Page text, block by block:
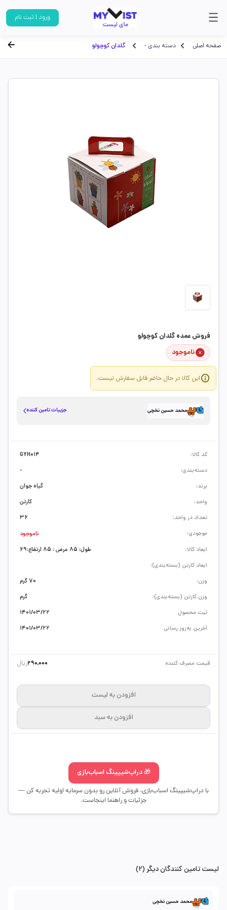
ورود | ثبت نام
صفحه اصلی دسته بندی - گلدان کوچولو
فروش عمده گلدان کوچولو
ناموجود
این کالا در حال حاضر قابل سفارش نیست.
محمد حسین نخچی جزییات تامین کننده
ابعاد کالا:
طول: 85 عرض : 85 ارتفاع:69
ابعاد کارتن (بسته‌بندی):
وزن:
70 گرم
وزن کارتن (بسته‌بندی):
گرم
ثبت محصول
1401/03/22
آخرین به‌روز رسانی
1401/03/22
کد کالا:
GYH014
دسته‌بندی:
-
برند:
گیاه جوان
واحد:
کارتن
تعداد در واحد:
36
موجودی:
ناموجود
قیمت مصرف کننده 290,000ریال
افزودن به لیست
افزودن به سبد
🎁 دراپ‌شیپینگ اسباب‌بازی
با دراپ‌شیپینگ اسباب‌بازی، فروش آنلاین رو بدون سرمایه اولیه تجربه کن —
جزئیات و راهنما اینجاست.
لیست تامین کنندگان دیگر (2)
محمد حسین نخچی